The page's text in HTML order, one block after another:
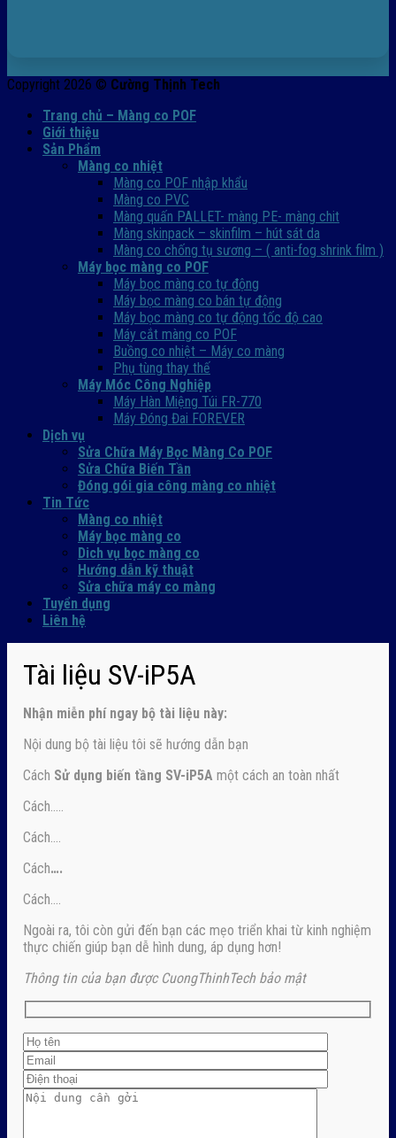
Copyright 2026 © Cường Thịnh Tech
Trang chủ – Màng co POF
Giới thiệu
Sản Phẩm
Màng co nhiệt
Màng co POF nhập khẩu
Màng co PVC
Màng quấn PALLET- màng PE- màng chit
Màng skinpack – skinfilm – hút sát da
Màng co chống tụ sương – ( anti-fog shrink film )
Máy bọc màng co POF
Máy bọc màng co tự động
Máy bọc màng co bán tự động
Máy bọc màng co tự động tốc độ cao
Máy cắt màng co POF
Buồng co nhiệt – Máy co màng
Phụ tùng thay thế
Máy Móc Công Nghiệp
Máy Hàn Miệng Túi FR-770
Máy Đóng Đai FOREVER
Dịch vụ
Sửa Chữa Máy Bọc Màng Co POF
Sửa Chữa Biến Tần
Đóng gói gia công màng co nhiệt
Tin Tức
Màng co nhiệt
Máy bọc màng co
Dich vụ bọc màng co
Hướng dẫn kỹ thuật
Sửa chữa máy co màng
Tuyển dụng
Liên hệ
Tài liệu SV-iP5A
Nhận miễn phí ngay bộ tài liệu này:
Nội dung bộ tài liệu tôi sẽ hướng dẫn bạn
Cách Sử dụng biến tầng SV-iP5A một cách an toàn nhất
Cách…..
Cách….
Cách….
Cách….
Ngoài ra, tôi còn gửi đến bạn các mẹo triển khai từ kinh nghiệm
thực chiến giúp bạn dễ hình dung, áp dụng hơn!
Thông tin của bạn được CuongThinhTech bảo mật